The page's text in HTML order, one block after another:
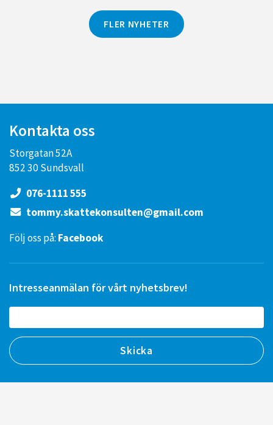
FLER NYHETER
Kontakta oss
Storgatan 52A
852 30 Sundsvall
076-1111 555
tommy.skattekonsulten@gmail.com
Följ oss på: Facebook
Intresseanmälan för vårt nyhetsbrev!